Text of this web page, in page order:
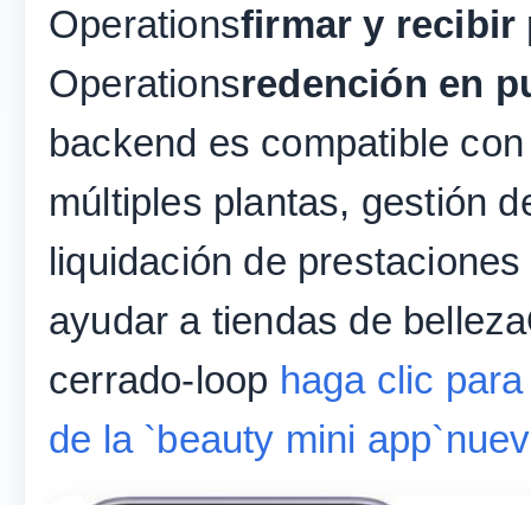
Operationsfirmar y recibir
Operationsredención en
backend es compatible
múltiples plantas, gestión
liquidación de
ayudar a tiendas de
cerrado-loop haga clic
de la `beauty mini